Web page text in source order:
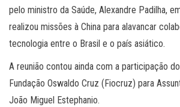
pelo ministro da Saúde, Alexandre Padilha,
realizou missões à China para alavancar
tecnologia entre o Brasil e o país asiático.
A reunião contou ainda com a participação
Fundação Oswaldo Cruz (Fiocruz) para
João Miguel Estephanio.